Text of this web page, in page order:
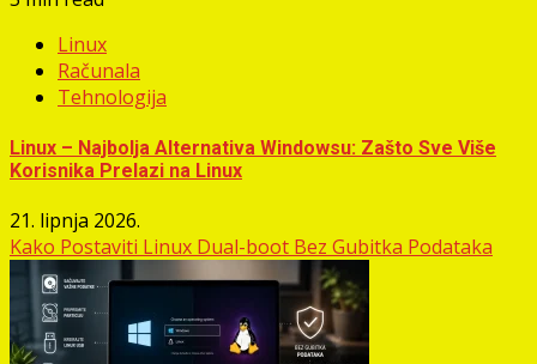
Linux
Računala
Tehnologija
Linux – Najbolja Alternativa Windowsu: Zašto Sve Više
Korisnika Prelazi na Linux
21. lipnja 2026.
Kako Postaviti Linux Dual-boot Bez Gubitka Podataka